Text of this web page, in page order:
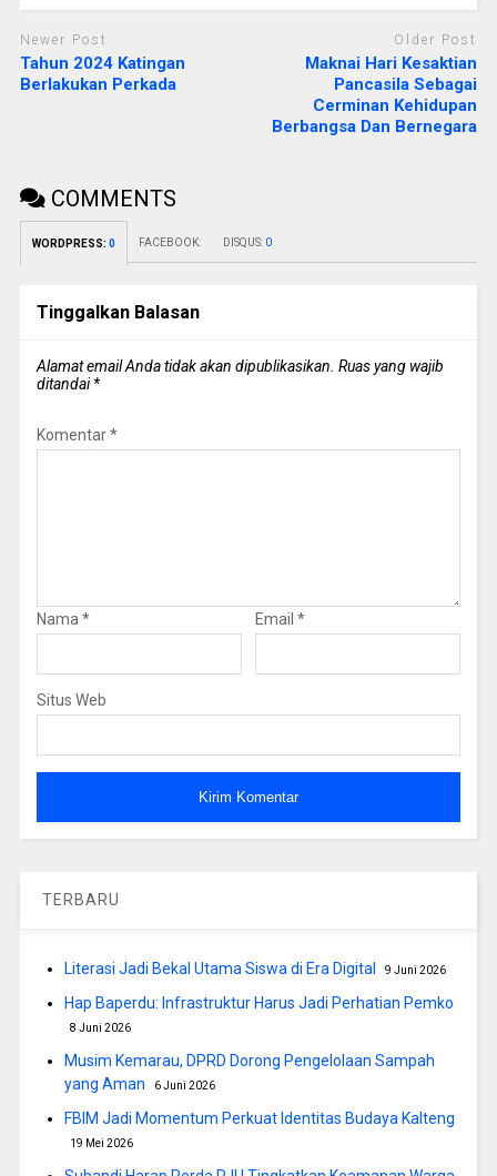
Newer Post
Tahun 2024 Katingan
Berlakukan Perkada
Older Post
Maknai Hari Kesaktian
Pancasila Sebagai
Cerminan Kehidupan
Berbangsa Dan Bernegara
COMMENTS
WORDPRESS: 0 FACEBOOK: DISQUS: 0
Tinggalkan Balasan
Alamat email Anda tidak akan dipublikasikan. Ruas yang wajib
ditandai*
Komentar*
Nama * Email *
Situs Web
TERBARU
Literasi Jadi Bekal Utama Siswa di Era Digital 9 Juni 2026
Hap Baperdu: Infrastruktur Harus Jadi Perhatian Pemko
8 Juni 2026
Musim Kemarau, DPRD Dorong Pengelolaan Sampah
yang Aman
6 Juni 2026
FBIM Jadi Momentum Perkuat Identitas Budaya Kalteng
19 Mei 2026